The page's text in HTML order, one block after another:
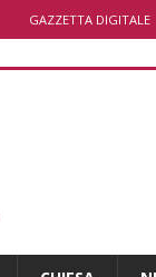
GAZZETTA DIGITALE